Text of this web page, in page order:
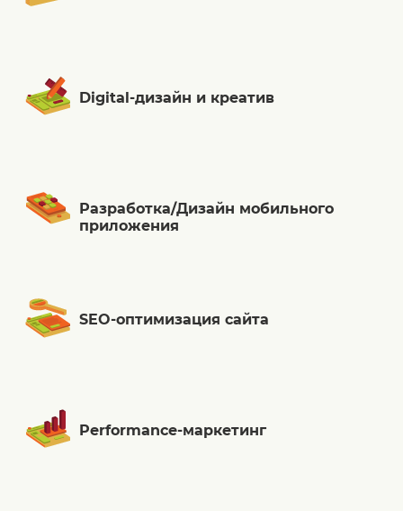
Digital-дизайн и креатив
Разработка/Дизайн мобильного
приложения
SEO-оптимизация сайта
Performance-маркетинг